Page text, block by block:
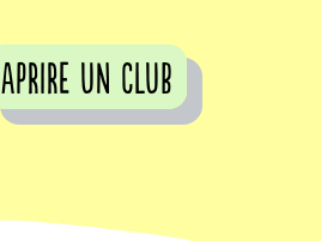
Aprire un club